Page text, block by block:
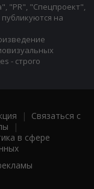
"PR", "Спецпроект",
на
- строго
| Связаться с
|
в сфере